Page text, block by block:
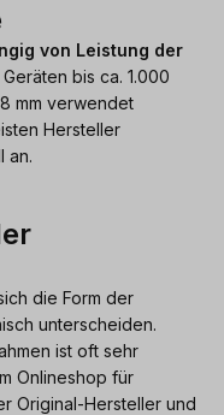
von Leistung der
bis ca. 1.000
mm verwendet
Hersteller
an.
die Form der
unterscheiden.
ist oft sehr
Onlineshop für
Original-Hersteller und